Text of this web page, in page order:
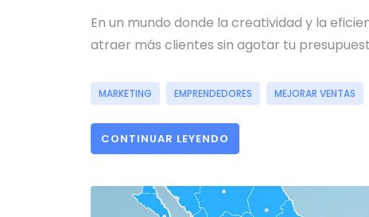
En un mundo donde la creatividad y la
atraer más clientes sin agotar tu
MARKETING EMPRENDEDORES MEJORAR VENTAS
CONTINUAR LEYENDO